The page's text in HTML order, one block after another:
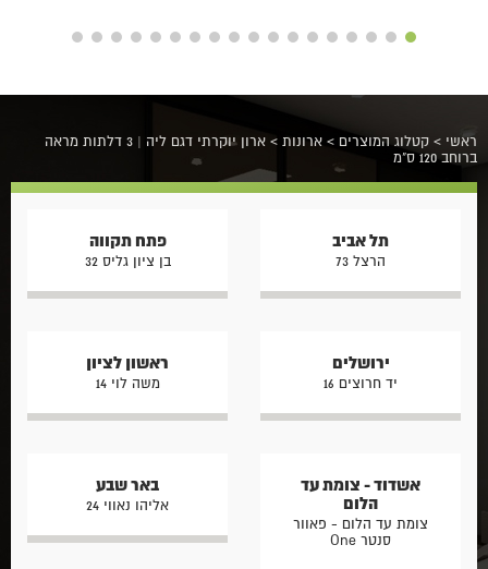
ראשי > קטלוג המוצרים > ארונות >
ארון יוקרתי דגם ליה | 3 דלתות מראה
ברוחב 120 ס"מ
תל אביב
הרצל 73
פתח תקווה
בן ציון גליס 32
ירושלים
יד חרוצים 16
ראשון לציון
משה לוי 14
אשדוד - צומת עד
הלום
צומת עד הלום - פאוור
סנטר One
באר שבע
אליהו נאווי 24